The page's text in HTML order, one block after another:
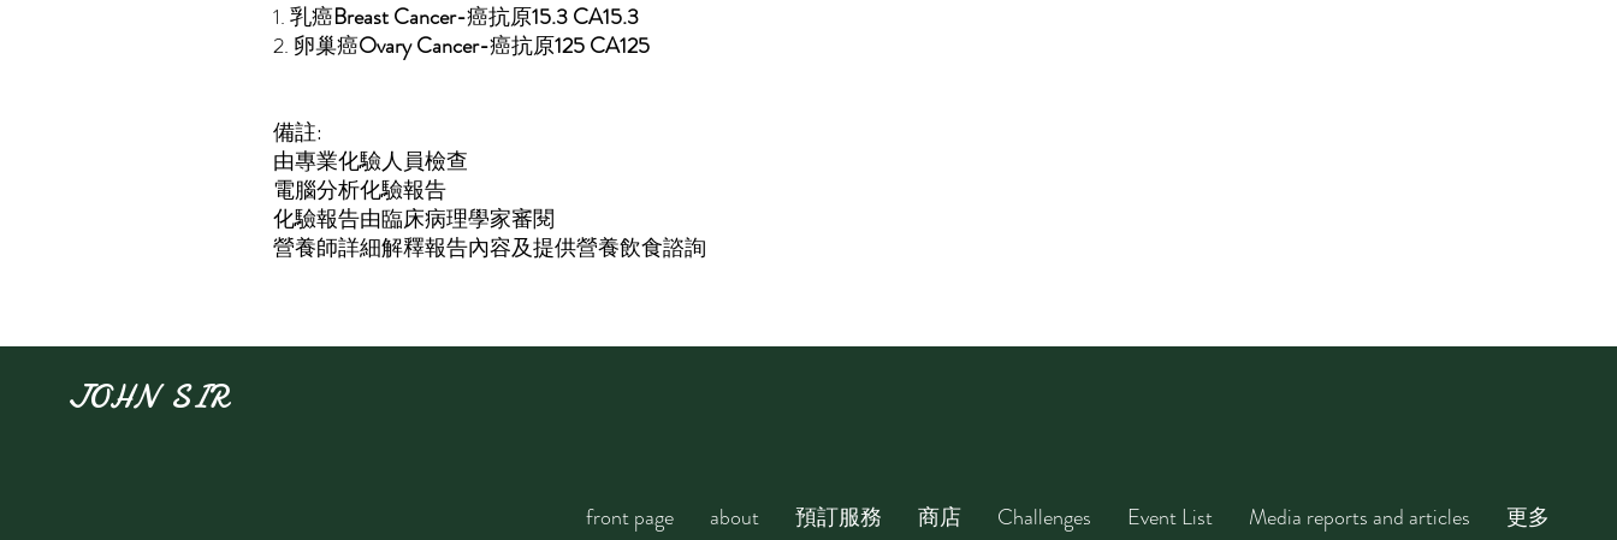
1. 乳癌Breast Cancer-癌抗原15.3 CA15.3
2. 卵巢癌Ovary Cancer-癌抗原125 CA125
備註:
由專業化驗人員檢查
電腦分析化驗報告
化驗報告由臨床病理學家審閱
營養師詳細解釋報告內容及提供營養飲食諮詢
JOHN SIR
front page about 預訂服務 商店 Challenges Event List Media reports and articles 更多